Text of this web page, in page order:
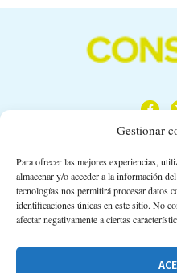
Gestionar
Para ofrecer las mejores experiencias,
almacenar y/o acceder a la información
tecnologías nos permitirá procesar datos
identificaciones únicas en este sitio. No
afectar negativamente a ciertas
Calle Camino de los
Planta 3ª 41092 –
674 02 62 03